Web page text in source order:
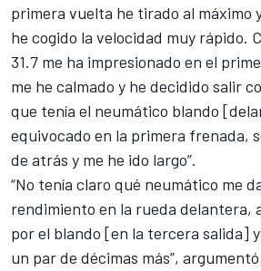
primera vuelta he tirado al máximo
he cogido la velocidad muy rápido.
31.7 me ha impresionado en el
me he calmado y he decidido salir
que tenía el neumático blando
equivocado en la primera frenada,
de atrás y me he ido largo”.
“No tenía claro qué neumático me
rendimiento en la rueda delantera,
por el blando [en la tercera salida]
un par de décimas más”,